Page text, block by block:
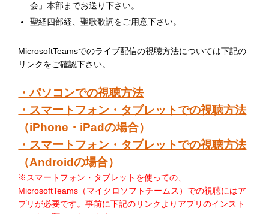
会」本部までお送り下さい。
聖経四部経、聖歌歌詞をご用意下さい。
MicrosoftTeamsでのライブ配信の視聴方法については下記の
リンクをご確認下さい。
・パソコンでの視聴方法
・スマートフォン・タブレットでの視聴方法
（iPhone・iPadの場合）
・スマートフォン・タブレットでの視聴方法
（Androidの場合）
※スマートフォン・タブレットを使っての、
MicrosoftTeams（マイクロソフトチームス）での視聴にはア
プリが必要です。事前に下記のリンクよりアプリのインスト